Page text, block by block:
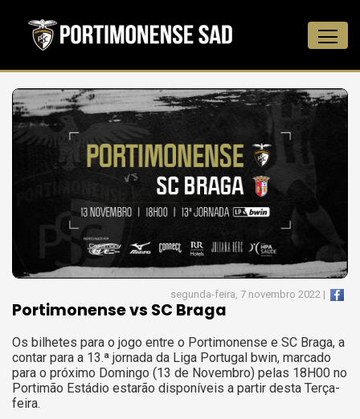
segunda-feira, 7 novembro 2022 |
Portimonense vs SC Braga
Os bilhetes para o jogo entre o Portimonense e SC Braga, a
contar para a 13.ª jornada da Liga Portugal bwin, marcado
para o próximo Domingo (13 de Novembro) pelas 18H00 no
Portimão Estádio estarão disponíveis a partir desta Terça-
feira.